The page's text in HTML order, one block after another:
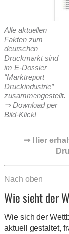
Alle aktuellen
Fakten zum
deutschen
Druckmarkt sind
im E-Dossier
“Marktreport
Druckindustrie”
zusammengestellt.
⇒ Download per
Bild-Klick!
⇒ Hier
Nach oben
Wie sieht der
Wie sich der
aktuell gestaltet,